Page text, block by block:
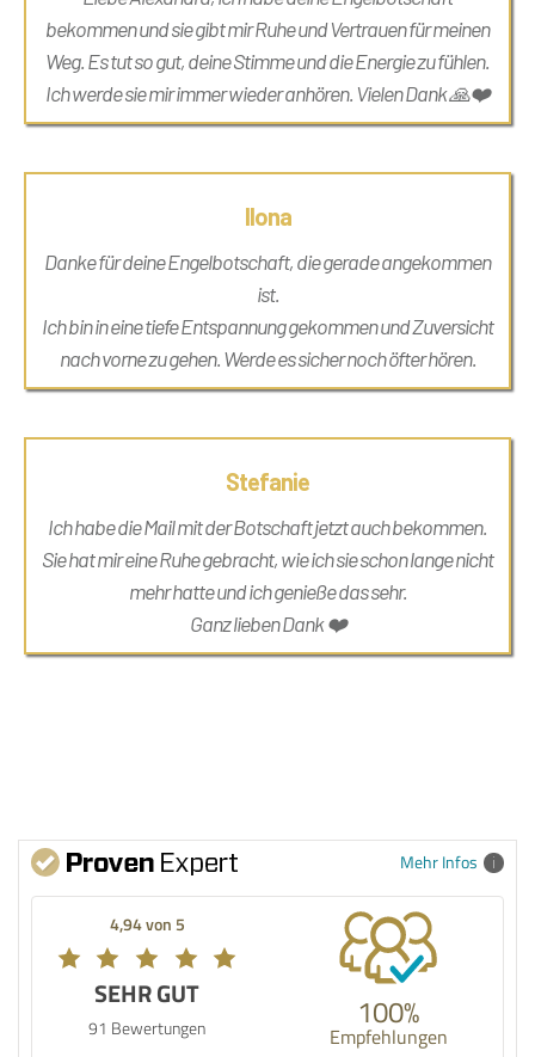
bekommen und sie gibt mir Ruhe und Vertrauen für meinen
Weg. Es tut so gut, deine Stimme und die Energie zu fühlen.
Ich werde sie mir immer wieder anhören. Vielen Dank 🙏❤️
Ilona
Danke für deine Engelbotschaft, die gerade angekommen
ist.
Ich bin in eine tiefe Entspannung gekommen und Zuversicht
nach vorne zu gehen. Werde es sicher noch öfter hören.
Stefanie
Ich habe die Mail mit der Botschaft jetzt auch bekommen.
Sie hat mir eine Ruhe gebracht, wie ich sie schon lange nicht
mehr hatte und ich genieße das sehr.
Ganz lieben Dank ❤️
Mehr Infos
4,94 von 5
SEHR GUT
91 Bewertungen 100%
Empfehlungen